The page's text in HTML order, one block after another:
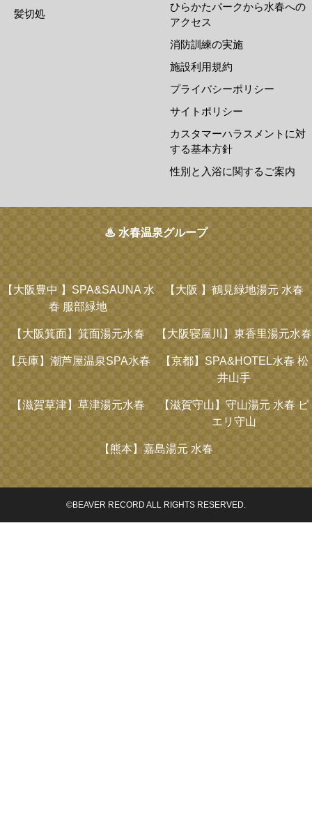
髪切処
ひらかたパークから水春への
アクセス
消防訓練の実施
施設利用規約
プライバシーポリシー
サイトポリシー
カスタマーハラスメントに対
する基本方針
性別と入浴に関するご案内
♨ 水春温泉グループ
【大阪豊中 】SPA&SAUNA 水
春 服部緑地
【大阪 】鶴見緑地湯元 水春
【大阪箕面】箕面湯元水春 【大阪寝屋川】 東香里湯元水春
【兵庫】潮芦屋温泉SPA水春 【京都】SPA&HOTEL水春 松
井山手
【滋賀草津】草津湯元水春 【滋賀守山】守山湯元 水春 ピ
エリ守山
【熊本】嘉島湯元 水春
©BEAVER RECORD ALL RIGHTS RESERVED.